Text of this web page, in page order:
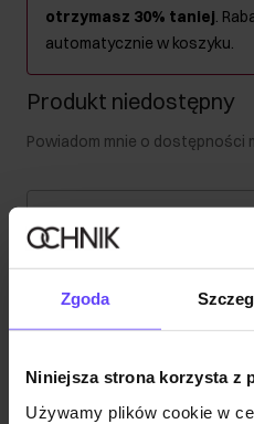
Zgoda
Niniejsza strona korzysta z
Używamy plików cookie w
otrzymasz 30% taniej.
automatycznie w koszyku.
Produkt niedostępny
Powiadom mnie o dostępności
Powiadom o dostępności
Opis produktu